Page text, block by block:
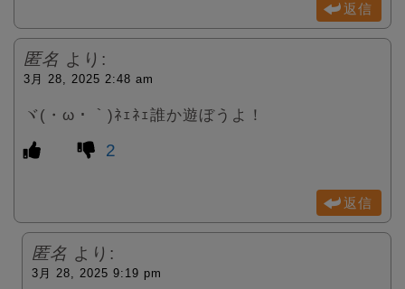
返信
匿名 より:
3月 28, 2025 2:48 am
ヾ(・ω・｀)ﾈｪﾈｪ誰か遊ぼうよ！
2
返信
匿名 より:
3月 28, 2025 9:19 pm